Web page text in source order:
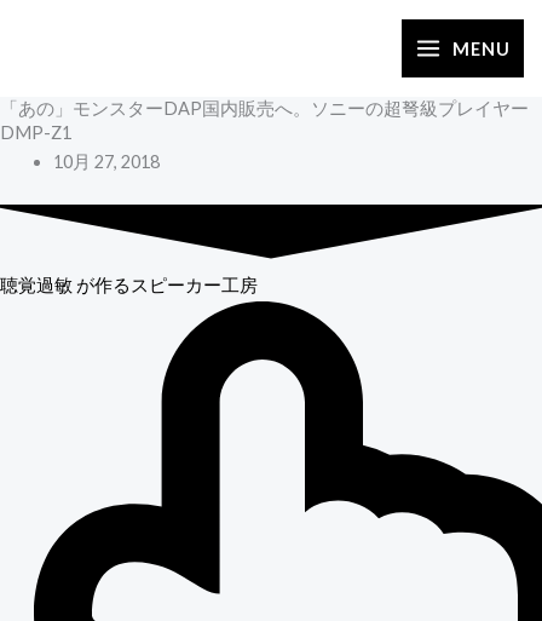
ス
キ
プ
MENU
「あの」モンスターDAP国内販売へ。ソニーの超弩級プレイヤー
DMP-Z1
10月 27, 2018
聴覚過敏 が作るスピーカー工房